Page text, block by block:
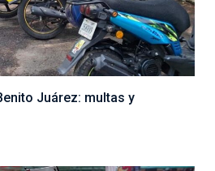
Juárez: multas y